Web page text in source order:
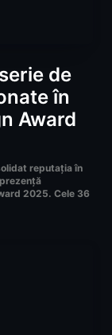
de
în
Award
reputația în
2025. Cele 36